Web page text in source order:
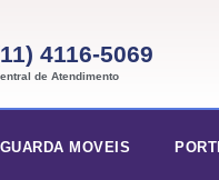
4116-5069
de Atendimento
GUARDA MOVEIS